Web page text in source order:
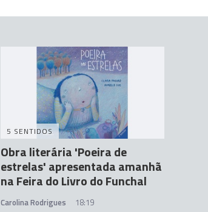
5 SENTIDOS
Obra literária 'Poeira de
estrelas' apresentada amanhã
na Feira do Livro do Funchal
Carolina Rodrigues 18:19